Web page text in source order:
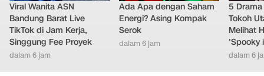
Viral Wanita ASN
Bandung Barat Live
TikTok di Jam Kerja,
Singgung Fee Proyek
dalam 6 jam
Ada Apa dengan Saham
Energi? Asing Kompak
Serok
dalam 6 jam
5
Tokoh
Melihat
'Spooky
dalam 6